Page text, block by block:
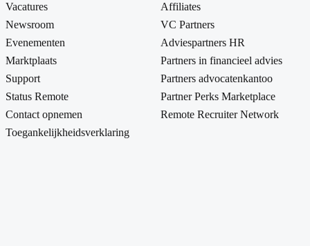
Vacatures
Newsroom
Evenementen
Marktplaats
Support
Status Remote
Contact opnemen
Toegankelijkheidsverklaring
Affiliates
VC Partners
Adviespartners HR
Partners in financieel advies
Partners advocatenkantoo
Partner Perks Marketplace
Remote Recruiter Network